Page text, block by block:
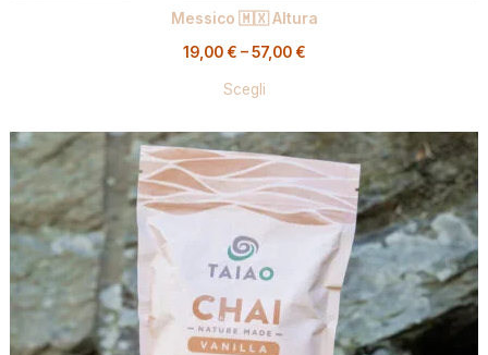
Messico 🇲🇽 Altura
19,00 € – 57,00 €
Scegli